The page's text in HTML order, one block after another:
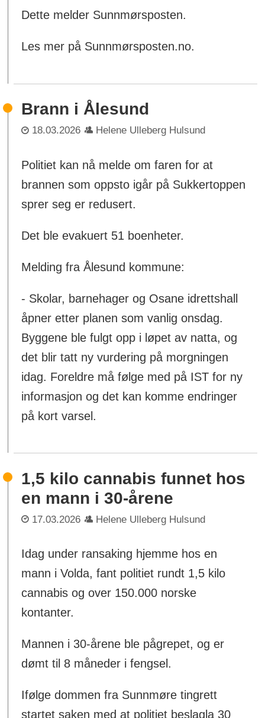
Dette melder Sunnmørsposten.
Les mer på Sunnmørsposten.no.
Brann i Ålesund
18.03.2026 Helene Ulleberg Hulsund
Politiet kan nå melde om faren for at
brannen som oppsto igår på Sukkertoppen
sprer seg er redusert.
Det ble evakuert 51 boenheter.
Melding fra Ålesund kommune:
- Skolar, barnehager og Osane idrettshall
åpner etter planen som vanlig onsdag.
Byggene ble fulgt opp i løpet av natta, og
det blir tatt ny vurdering på morgningen
idag. Foreldre må følge med på IST for ny
informasjon og det kan komme endringer
på kort varsel.
1,5 kilo cannabis funnet hos
en mann i 30-årene
17.03.2026 Helene Ulleberg Hulsund
Idag under ransaking hjemme hos en
mann i Volda, fant politiet rundt 1,5 kilo
cannabis og over 150.000 norske
kontanter.
Mannen i 30-årene ble pågrepet, og er
dømt til 8 måneder i fengsel.
Ifølge dommen fra Sunnmøre tingrett
startet saken med at politiet beslagla 30